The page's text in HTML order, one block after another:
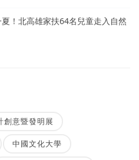
！北高雄家扶64名兒童走入自然
創意暨發明展
中國文化大學